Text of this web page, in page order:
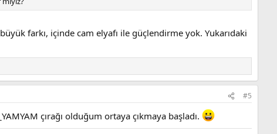
farkı, içinde cam elyafı ile güçlendirme yok. Yukarıdaki
#5
çırağı olduğum ortaya çıkmaya başladı.